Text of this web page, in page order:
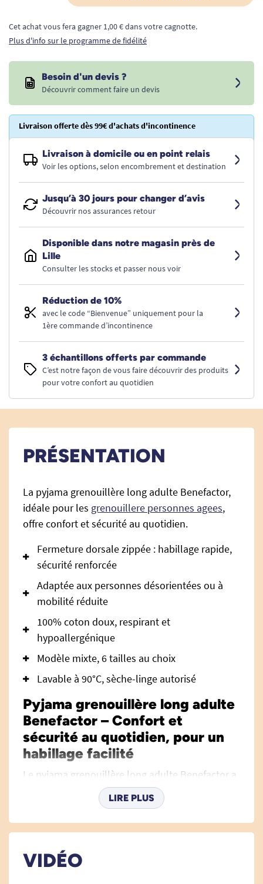
Cet achat vous fera gagner 1,00 € dans votre cagnotte.
Plus d'info sur le programme de fidélité
Besoin d'un devis ?
Découvrir comment faire un devis
Livraison offerte dès 99€ d'achats d'incontinence
Livraison à domicile ou en point relais
Voir les options, selon encombrement et destination
Jusqu’à 30 jours pour changer d’avis
Découvrir nos assurances retour
Disponible dans notre magasin près de
Lille
Consulter les stocks et passer nous voir
Réduction de 10%
avec le code “Bienvenue” uniquement pour la
1ère commande d’incontinence
3 échantillons offerts par commande
C’est notre façon de vous faire découvrir des produits
pour votre confort au quotidien
PRÉSENTATION
La pyjama grenouillère long adulte Benefactor,
idéale pour les grenouillere personnes agees,
offre confort et sécurité au quotidien.
Fermeture dorsale zippée : habillage rapide,
sécurité renforcée
Adaptée aux personnes désorientées ou à
mobilité réduite
100% coton doux, respirant et
hypoallergénique
Modèle mixte, 6 tailles au choix
Lavable à 90°C, sèche-linge autorisé
Pyjama grenouillère long adulte
Benefactor – Confort et
sécurité au quotidien, pour un
habillage facilité
Le pyjama grenouillère long adulte Benefactor a
été imaginé pour répondre aux besoins des
personnes désorientées (Alzheimer, troubles
cognitifs, démence) ou rencontrant des
réduite, arthrose, faiblesse musculaire). Pensé
avant tout pour préserver la dignité, le confort et
LIRE PLUS
VIDÉO